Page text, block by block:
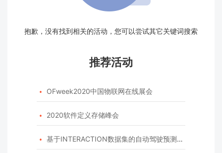
抱歉，没有找到相关的活动，您可以尝试其它关键词搜索
推荐活动
 OFweek2020中国物联网在线展会
 2020软件定义存储峰会
 基于INTERACTION数据集的自动驾驶预测模型挑战赛